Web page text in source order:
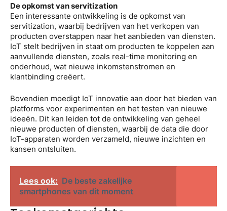
De opkomst van servitization
Een interessante ontwikkeling is de opkomst van
servitization, waarbij bedrijven van het verkopen van
producten overstappen naar het aanbieden van diensten.
IoT stelt bedrijven in staat om producten te koppelen aan
aanvullende diensten, zoals real-time monitoring en
onderhoud, wat nieuwe inkomstenstromen en
klantbinding creëert.
Bovendien moedigt IoT innovatie aan door het bieden van
platforms voor experimenten en het testen van nieuwe
ideeën. Dit kan leiden tot de ontwikkeling van geheel
nieuwe producten of diensten, waarbij de data die door
IoT-apparaten worden verzameld, nieuwe inzichten en
kansen ontsluiten.
Lees ook: De beste zakelijke
smartphones van dit moment